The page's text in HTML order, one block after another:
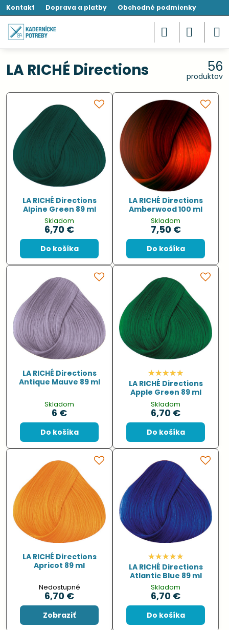
Kontakt Doprava a platby Obchodné podmienky
LA RICHÉ Directions 56
produktov
LA RICHÉ Directions
Alpine Green 89 ml
Skladom
6,70 €
Do košíka
LA RICHÉ Directions
Amberwood 100 ml
Skladom
7,50 €
Do košíka
LA RICHÉ Directions
Antique Mauve 89 ml
Skladom
6 €
Do košíka
LA RICHÉ Directions
Apple Green 89 ml
Skladom
6,70 €
Do košíka
LA RICHÉ Directions
Apricot 89 ml
Nedostupné
6,70 €
Zobraziť
LA RICHÉ Directions
Atlantic Blue 89 ml
Skladom
6,70 €
Do košíka